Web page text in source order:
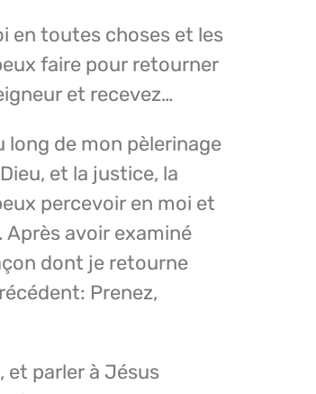
en toutes choses et les
faire pour retourner
et recevez…
de mon pèlerinage
et la justice, la
percevoir en moi et
Après avoir examiné
dont je retourne
Prenez,
et parler à Jésus